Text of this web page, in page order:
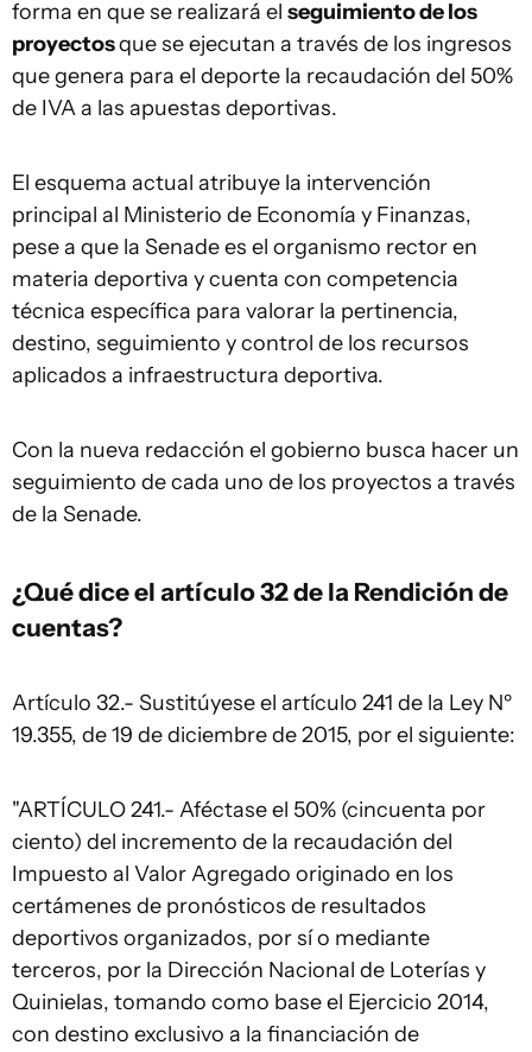
forma en que se realizará el seguimiento de los
proyectosque se ejecutan a través de los ingresos
que genera para el deporte la recaudación del 50%
de IVA a las apuestas deportivas.
El esquema actual atribuye la intervención
principal al Ministerio de Economía y Finanzas,
pese a que la Senade es el organismo rector en
materia deportiva y cuenta con competencia
técnica específica para valorar la pertinencia,
destino, seguimiento y control de los recursos
aplicados a infraestructura deportiva.
Con la nueva redacción el gobierno busca hacer un
seguimiento de cada uno de los proyectos a través
de la Senade.
¿Qué dice el artículo 32 de la Rendición de
cuentas?
Artículo 32.- Sustitúyese el artículo 241 de la Ley Nº
19.355, de 19 de diciembre de 2015, por el siguiente:
"ARTÍCULO 241.- Aféctase el 50% (cincuenta por
ciento) del incremento de la recaudación del
Impuesto al Valor Agregado originado en los
certámenes de pronósticos de resultados
deportivos organizados, por sí o mediante
terceros, por la Dirección Nacional de Loterías y
Quinielas, tomando como base el Ejercicio 2014,
con destino exclusivo a la financiación de